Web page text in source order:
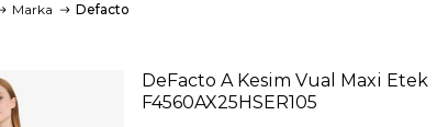
Marka Defacto
DeFacto A Kesim Vual Maxi Etek
F4560AX25HSER105